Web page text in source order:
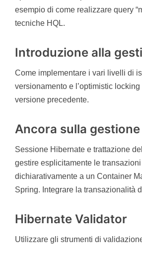
esempio di come realizzare query
tecniche HQL.
Introduzione alla
Come implementare i vari livelli di
versionamento e l’optimistic
versione precedente.
Ancora sulla
Sessione Hibernate e trattazione
gestire esplicitamente le
dichiarativamente a un Container
Spring. Integrare la transazionalità
Hibernate Validator
Utilizzare gli strumenti di